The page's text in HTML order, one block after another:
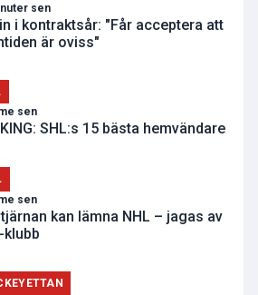
sen
i kontraktsår: "Får acceptera att
är oviss"
sen
SHL:s 15 bästa hemvändare
sen
kan lämna NHL – jagas av
klubb